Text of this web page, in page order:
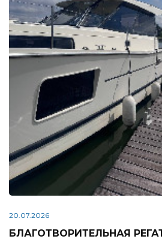
20.07.2026
БЛАГОТВОРИТЕЛЬНАЯ